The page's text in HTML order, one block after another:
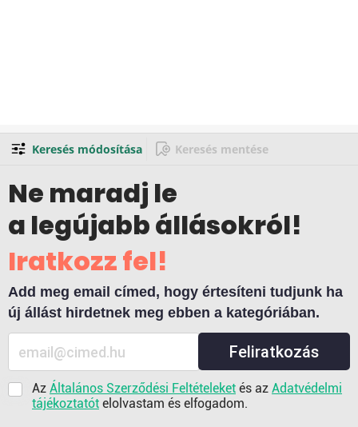
Keresés módosítása Keresés mentése
Ne maradj le
a legújabb állásokról!
Iratkozz fel!
Add meg email címed, hogy értesíteni tudjunk ha
új állást hirdetnek meg ebben a kategóriában.
Feliratkozás
Az Általános Szerződési Feltételeket és az Adatvédelmi
tájékoztatót elolvastam és elfogadom.